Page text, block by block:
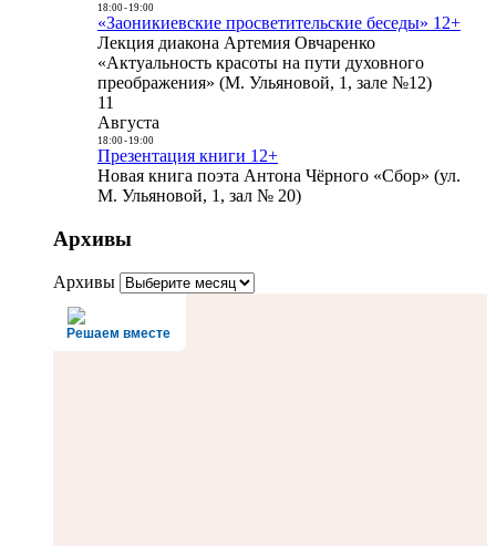
18:00- 19:00
«Заоникиевские просветительские беседы» 12+
Лекция диакона Артемия Овчаренко
«Актуальность красоты на пути духовного
преображения» (М. Ульяновой, 1, зале №12)
11
Августа
18:00- 19:00
Презентация книги 12+
Новая книга поэта Антона Чёрного «Сбор» (ул.
М. Ульяновой, 1, зал № 20)
Архивы
Архивы
Решаем вместе